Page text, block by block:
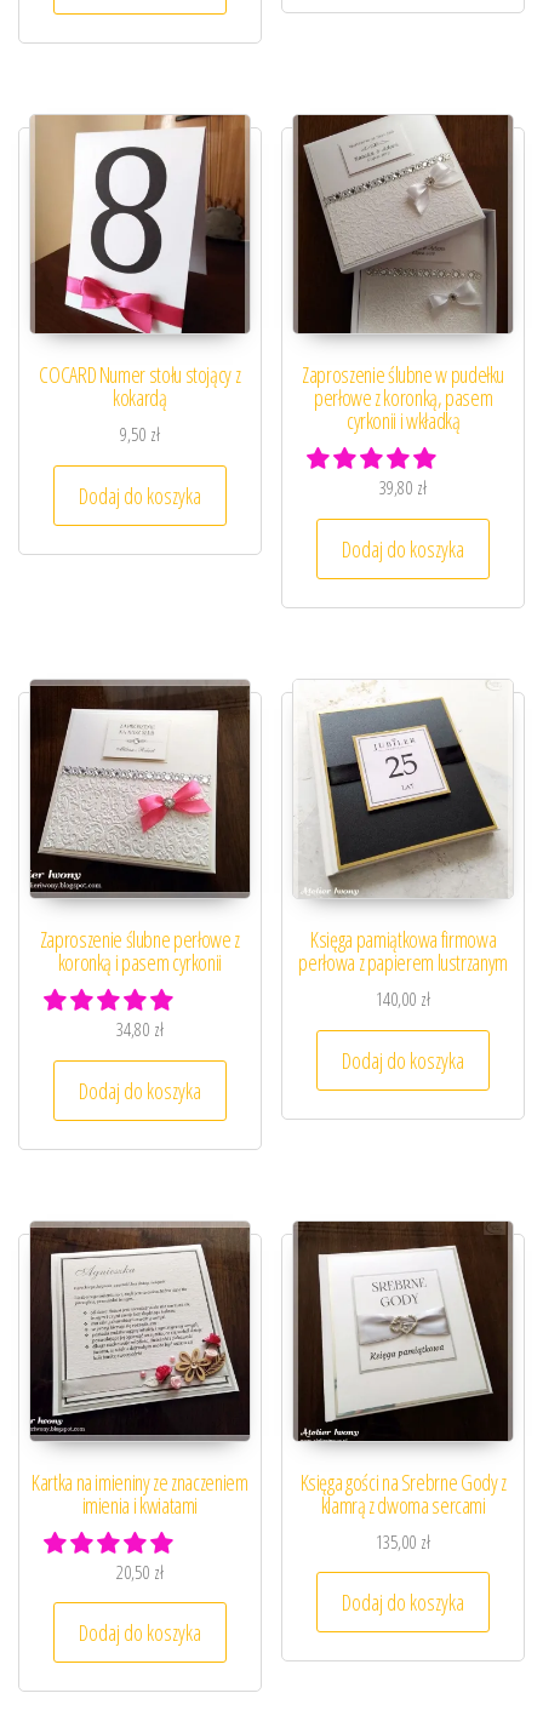
COCARD Numer stołu stojący z
kokardą
9,50 zł
Dodaj do koszyka
Zaproszenie ślubne w pudełku
perłowe z koronką, pasem
cyrkonii i wkładką
39,80 zł
Dodaj do koszyka
Zaproszenie ślubne perłowe z
koronką i pasem cyrkonii
34,80 zł
Dodaj do koszyka
Księga pamiątkowa firmowa
perłowa z papierem lustrzanym
140,00 zł
Dodaj do koszyka
Kartka na imieniny ze znaczeniem
imienia i kwiatami
20,50 zł
Dodaj do koszyka
Księga gości na Srebrne Gody z
klamrą z dwoma sercami
135,00 zł
Dodaj do koszyka